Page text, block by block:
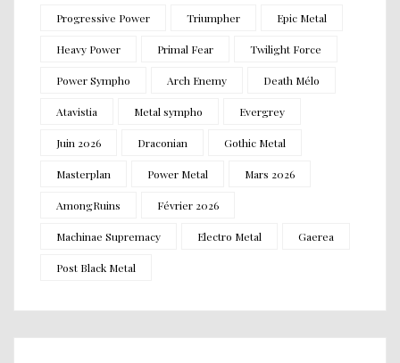
Progressive Power Triumpher Epic Metal
Heavy Power Primal Fear Twilight Force
Power Sympho Arch Enemy Death Mélo
Atavistia Metal sympho Evergrey
Juin 2026 Draconian Gothic Metal
Masterplan Power Metal Mars 2026
AmongRuins Février 2026
Machinae Supremacy Electro Metal Gaerea
Post Black Metal